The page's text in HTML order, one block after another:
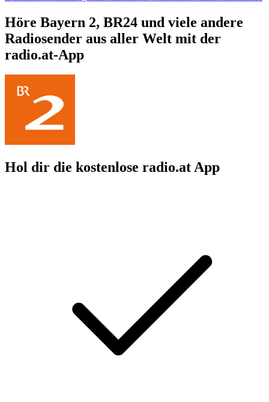
Höre Bayern 2, BR24 und viele andere
Radiosender aus aller Welt mit der
radio.at-App
Hol dir die kostenlose radio.at App